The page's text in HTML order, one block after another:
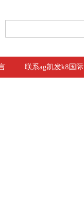
联系ag凯发k8国际